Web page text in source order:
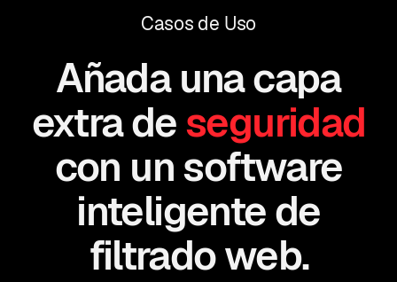
Casos de Uso
Añada una capa
extra deseguridad
con un software
inteligente de
filtrado web.